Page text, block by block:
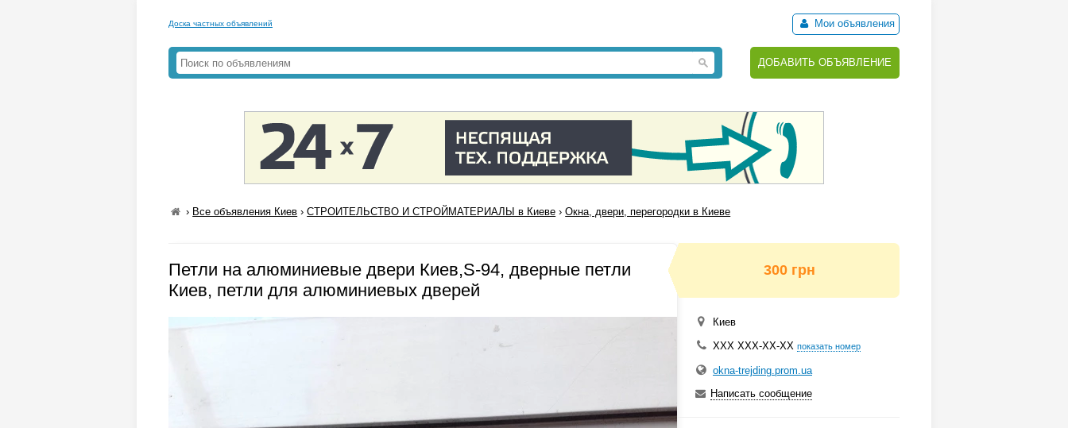
Доска частных объявлений Мои объявления
ДОБАВИТЬ ОБЪЯВЛЕНИЕ
› Все объявления Киев ›СТРОИТЕЛЬСТВО И СТРОЙМАТЕРИАЛЫ в Киеве ›Окна, двери, перегородки в Киеве
Петли на алюминиевые двери Киев,S-94, дверные петли
Киев, петли для алюминиевых дверей
300 грн
Киев
ХХХ ХХХ-ХХ-ХХ показать номер
okna-trejding.prom.ua
Написать сообщение